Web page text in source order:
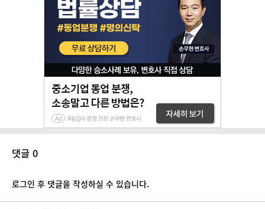
댓글 0
로그인 후 댓글을 작성하실 수 있습니다.